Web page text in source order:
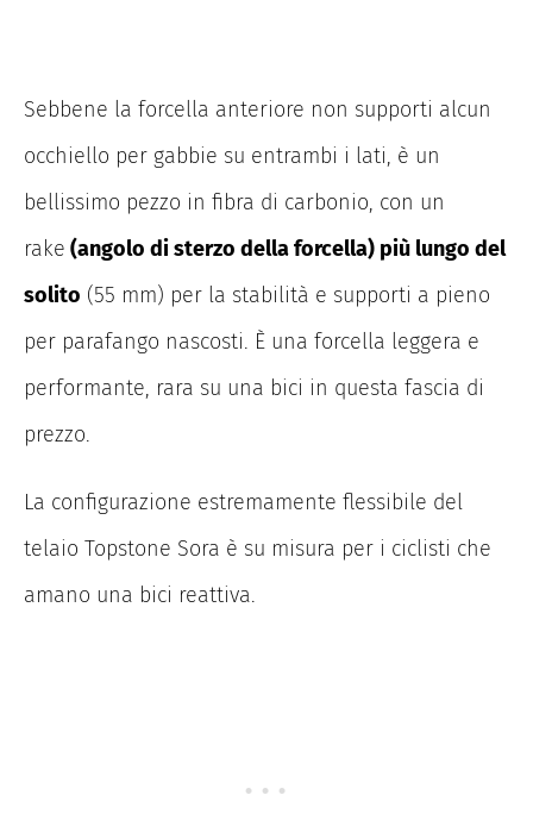
Sebbene la forcella anteriore non supporti alcun
occhiello per gabbie su entrambi i lati, è un
bellissimo pezzo in fibra di carbonio, con un
rake (angolo di sterzo della forcella) più lungo del
solito (55 mm) per la stabilità e supporti a pieno
per parafango nascosti. È una forcella leggera e
performante, rara su una bici in questa fascia di
prezzo.
La configurazione estremamente flessibile del
telaio Topstone Sora è su misura per i ciclisti che
amano una bici reattiva.